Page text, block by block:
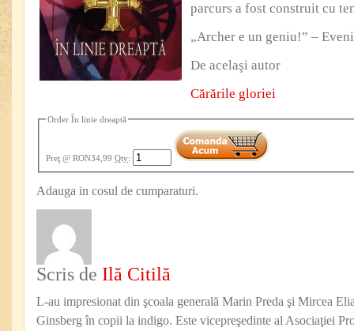
parcurs a fost construit cu
„Archer e un geniu!” –
De acelaşi autor
Cărările gloriei
Order În linie dreaptă
Preţ @ RON34,99 Qty:
Adauga in cosul de cumparaturi.
Scris de Ilă Citilă
L-au impresionat din şcoala generală Marin Preda şi Mircea
Ginsberg în copii la indigo. Este vicepreşedinte al Asociaţiei